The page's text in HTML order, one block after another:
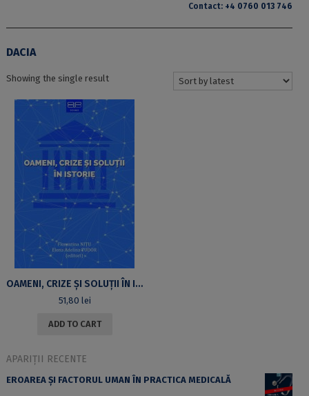
Contact: +4 0760 013 746
DACIA
Showing the single result
OAMENI, CRIZE ȘI SOLUȚII ÎN ISTORIE
51,80 lei
ADD TO CART
APARIȚII RECENTE
EROAREA ȘI FACTORUL UMAN ÎN PRACTICA MEDICALĂ